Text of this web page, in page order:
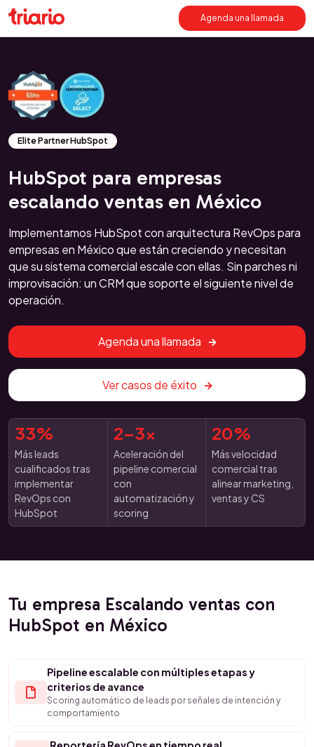
Agenda una llamada
Elite Partner HubSpot
HubSpot para empresas
escalando ventas en México
Implementamos HubSpot con arquitectura RevOps para
empresas en México que están creciendo y necesitan
que su sistema comercial escale con ellas. Sin parches ni
improvisación: un CRM que soporte el siguiente nivel de
operación.
Agenda una llamada
Ver casos de éxito
33%
Más leads
cualificados tras
implementar
RevOps con
HubSpot
2–3x
Aceleración del
pipeline comercial
con
automatización y
scoring
20%
Más velocidad
comercial tras
alinear marketing,
ventas y CS
Tu empresa Escalando ventas con
HubSpot en México
Pipeline escalable con múltiples etapas y
criterios de avance
Scoring automático de leads por señales de intención y
comportamiento